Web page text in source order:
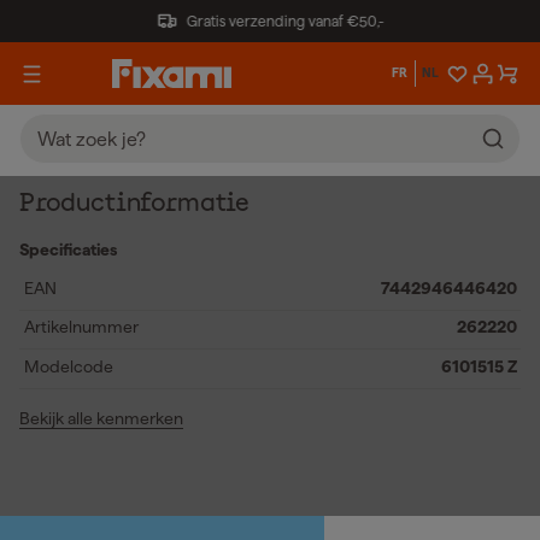
Gratis verzending vanaf €50,-
FR NL
Productinformatie
Specificaties
EAN
7442946446420
Artikelnummer 262220
Modelcode 6101515 Z
Bekijk alle kenmerken